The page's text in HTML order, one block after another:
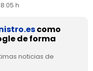
h
como
de forma
noticias de